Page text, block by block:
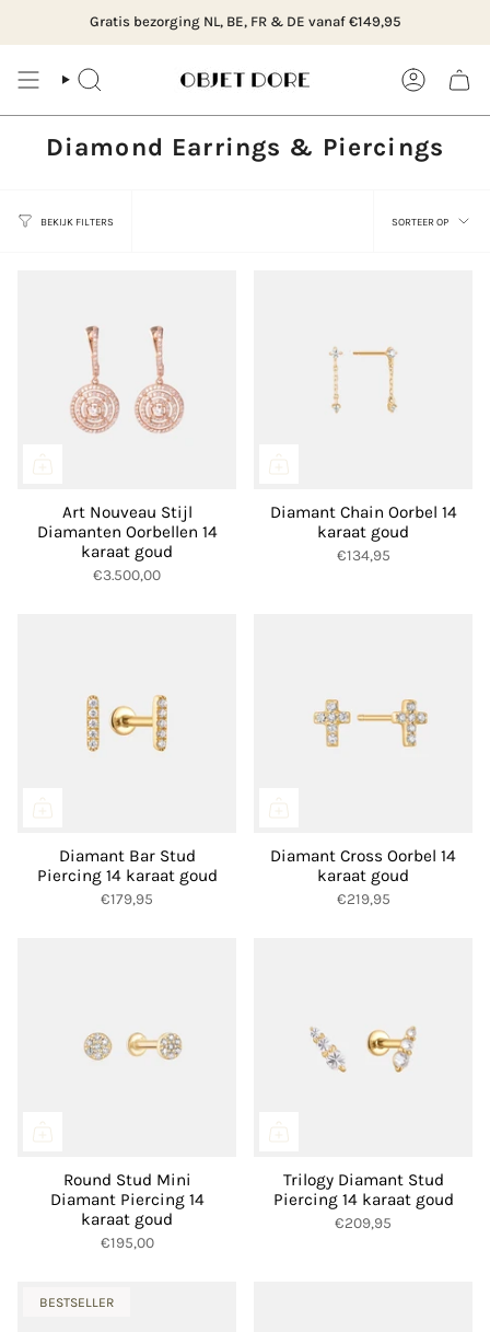
content
Gratis bezorging NL, BE, FR & DE vanaf €149,95
boetiek & atelier in Rotterdam, Hillegersberg of bestel online
ZOEK ACCOUNT
Diamond Earrings & Piercings
BEKIJK FILTERS SORTEER OP
Art Nouveau Stijl
Diamanten Oorbellen 14
karaat goud
€3.500,00
Diamant Chain Oorbel 14
karaat goud
€134,95
Diamant Bar Stud
Piercing 14 karaat goud
€179,95
Diamant Cross Oorbel 14
karaat goud
€219,95
Round Stud Mini
Diamant Piercing 14
karaat goud
€195,00
Trilogy Diamant Stud
Piercing 14 karaat goud
€209,95
BESTSELLER